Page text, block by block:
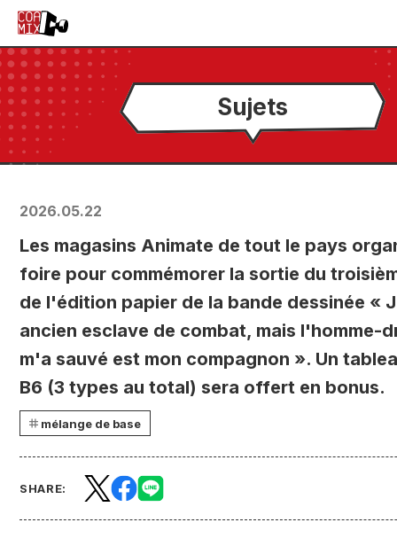
Sujets
2026.05.22
Les magasins Animate de tout le pays
foire pour commémorer la sortie du
de l'édition papier de la bande dessinée «
ancien esclave de combat, mais l'homme-
m'a sauvé est mon compagnon ». Un
B6 (3 types au total) sera offert en bonus.
mélange de base
SHARE: